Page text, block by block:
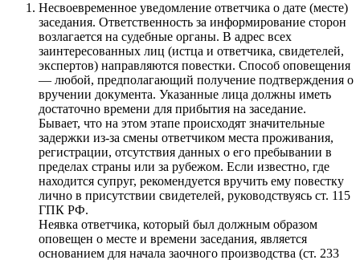
Несвоевременное уведомление ответчика о дате (месте)
заседания. Ответственность за информирование сторон
возлагается на судебные органы. В адрес всех
заинтересованных лиц (истца и ответчика, свидетелей,
экспертов) направляются повестки. Способ оповещения
— любой, предполагающий получение подтверждения о
вручении документа. Указанные лица должны иметь
достаточно времени для прибытия на заседание.
Бывает, что на этом этапе происходят значительные
задержки из-за смены ответчиком места проживания,
регистрации, отсутствия данных о его пребывании в
пределах страны или за рубежом. Если известно, где
находится супруг, рекомендуется вручить ему повестку
лично в присутствии свидетелей, руководствуясь ст. 115
ГПК РФ.
Неявка ответчика, который был должным образом
оповещен о месте и времени заседания, является
основанием для начала заочного производства (ст. 233